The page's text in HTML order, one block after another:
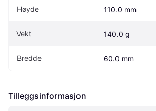
Høyde 110.0 mm
Vekt 140.0 g
Bredde 60.0 mm
Tilleggsinformasjon